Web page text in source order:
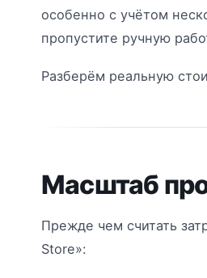
особенно с учётом
пропустите ручную
Разберём реальную
Масштаб
Прежде чем считать
Store»: